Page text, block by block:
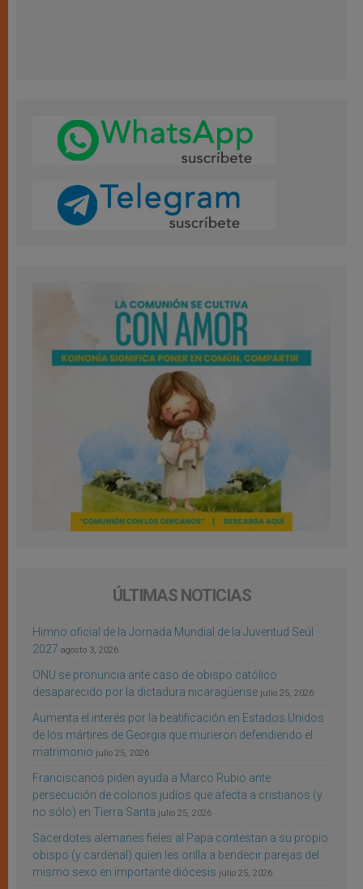
ÚLTIMAS NOTICIAS
Himno oficial de la Jornada Mundial de la Juventud Seúl
2027 agosto 3, 2026
ONU se pronuncia ante caso de obispo católico
desaparecido por la dictadura nicaragüense julio 25, 2026
Aumenta el interés por la beatificación en Estados Unidos
de los mártires de Georgia que murieron defendiendo el
matrimonio julio 25, 2026
Franciscanos piden ayuda a Marco Rubio ante
persecución de colonos judíos que afecta a cristianos (y
no sólo) en Tierra Santa julio 25, 2026
Sacerdotes alemanes fieles al Papa contestan a su propio
obispo (y cardenal) quien les orilla a bendecir parejas del
mismo sexo en importante diócesis julio 25, 2026